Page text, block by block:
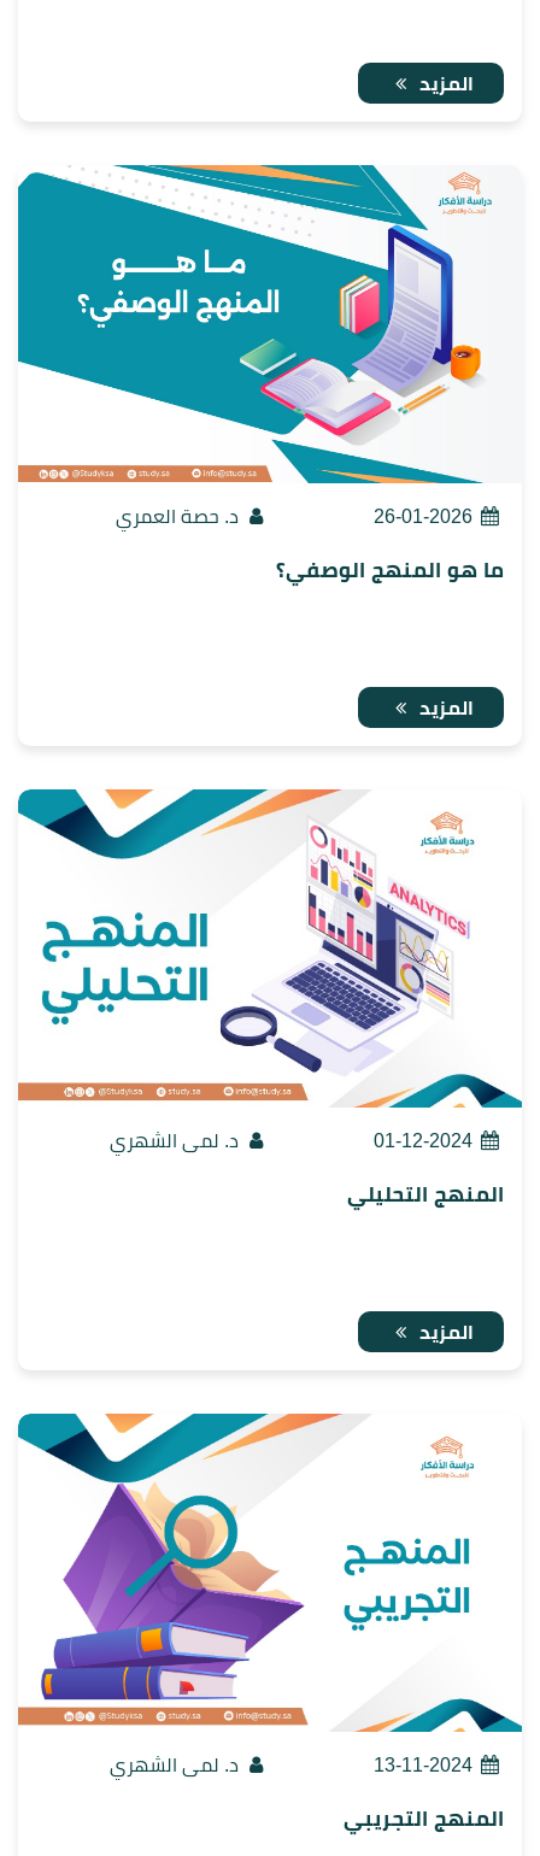
المزيد
26-01-2026 د. حصة العمري
ما هو المنهج الوصفي؟
المزيد
01-12-2024 د. لمى الشهري
المنهج التحليلي
المزيد
13-11-2024 د. لمى الشهري
المنهج التجريبي